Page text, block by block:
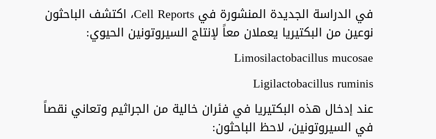
في الدراسة الجديدة المنشورة في Cell Reports، اكتشف الباحثون
نوعين من البكتيريا يعملان معاً لإنتاج السيروتونين الحيوي:
Limosilactobacillus mucosae
Ligilactobacillus ruminis
عند إدخال هذه البكتيريا في فئران خالية من الجراثيم وتعاني نقصاً
في السيروتونين، لاحظ الباحثون: